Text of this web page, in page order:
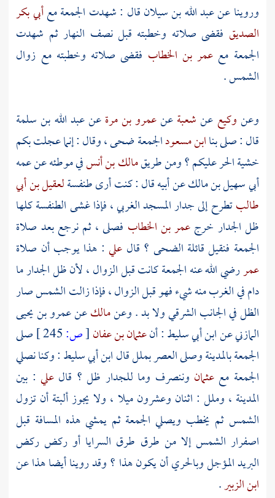
وروينا عنعبد الله بن سيلانقال : شهدت الجمعة معأبي بكر
الصديق فقضى صلاته وخطبته قبل نصف النهار ثم شهدت
الجمعة مع عمر بن الخطاب فقضى صلاته وخطبته مع زوال
الشمس .
وعنوكيع عنشعبةعنعمرو بن مرةعنعبد الله بن سلمة
قال : صلى بناابن مسعودالجمعة ضحى ، وقال : إنما عجلت بكم
خشية الحر عليكم ؟ ومن طريقمالك بن أنسفي موطئه عن عمه
أبي سهيل بن مالكعن أبيه قال : كنت أرى طنفسةلعقيل بن أبي
طالبتطرح إلى جدار المسجد الغربي ، فإذا غشى الطنفسة كلها
ظل الجدار خرجعمر بن الخطاب فصلى ، ثم نرجع بعد صلاة
الجمعة فنقيل قائلة الضحى ؟ قال علي : هذا يوجب أن صلاة
عمررضي الله عنه الجمعة كانت قبل الزوال ، لأن ظل الجدار ما
دام في الغرب منه شيء فهو قبل الزوال ، فإذا زالت الشمس صار
الظل في الجانب الشرقي ولا بد . وعنمالكعنعمرو بن يحيى
المازنيعنابن أبي سليط: أنعثمان بن عفان[ص:
صلى
الجمعةبالمدينةوصلى العصربمللقالابن أبي سليط: وكنا نصلي
الجمعة مععثمان وننصرف وما للجدار ظل ؟ قال علي : بين
المدينة ، وملل : اثنان وعشرون ميلا ، ولا يجوز ألبتة أن تزول
الشمس ثم يخطب ويصلي الجمعة ثم يمشي هذه المسافة قبل
اصفرار الشمس إلا من طرق طرق السرايا أو ركض ركض
البريد المؤجل وبالحري أن يكون هذا ؟ وقد روينا أيضا هذا عن
ابن الزبير.